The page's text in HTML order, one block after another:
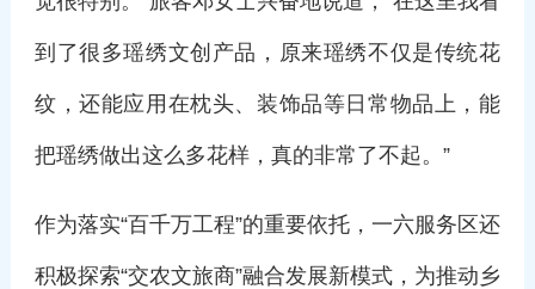
到了很多瑶绣文创产品，原来瑶绣不仅是传统花
纹，还能应用在枕头、装饰品等日常物品上，能
把瑶绣做出这么多花样，真的非常了不起。”
作为落实“百千万工程”的重要依托，一六服务区还
积极探索“交农文旅商”融合发展新模式，为推动乡